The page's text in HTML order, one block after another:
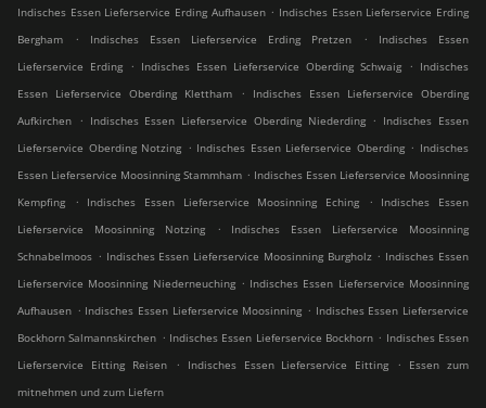
Indisches Essen Lieferservice Erding Aufhausen . Indisches Essen Lieferservice Erding
Bergham
. Indisches Essen Lieferservice Erding Pretzen .
Indisches Essen
Lieferservice Erding
. Indisches Essen Lieferservice Oberding Schwaig . Indisches
Essen Lieferservice Oberding Klettham
.
Indisches Essen Lieferservice Oberding
Aufkirchen
. Indisches Essen Lieferservice Oberding Niederding . Indisches Essen
Lieferservice Oberding Notzing . Indisches Essen Lieferservice Oberding . Indisches
Essen Lieferservice Moosinning Stammham . Indisches Essen Lieferservice Moosinning
Kempfing
. Indisches Essen Lieferservice Moosinning Eching .
Indisches Essen
Lieferservice Moosinning Notzing
.
Indisches Essen Lieferservice Moosinning
Schnabelmoos . Indisches Essen Lieferservice Moosinning Burgholz . Indisches Essen
Lieferservice Moosinning Niederneuching . Indisches Essen Lieferservice Moosinning
Aufhausen . Indisches Essen Lieferservice Moosinning . Indisches Essen Lieferservice
Bockhorn Salmannskirchen . Indisches Essen Lieferservice Bockhorn . Indisches Essen
Lieferservice Eitting Reisen
. Indisches Essen Lieferservice Eitting .
Essen zum
mitnehmen und zum Liefern